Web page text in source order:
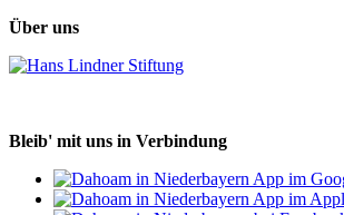
Über uns
Bleib' mit uns in Verbindung